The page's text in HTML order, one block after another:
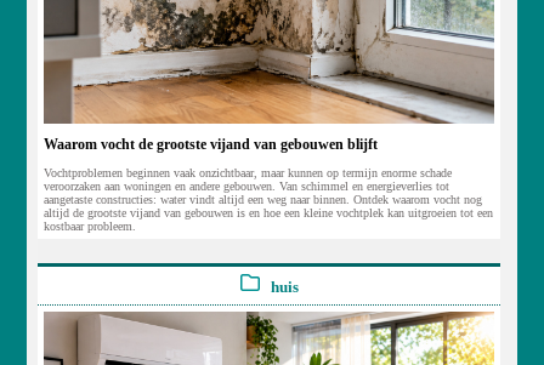
Waarom vocht de grootste vijand van gebouwen blijft
Vochtproblemen beginnen vaak onzichtbaar, maar kunnen op termijn enorme schade
veroorzaken aan woningen en andere gebouwen. Van schimmel en energieverlies tot
aangetaste constructies: water vindt altijd een weg naar binnen. Ontdek waarom vocht nog
altijd de grootste vijand van gebouwen is en hoe een kleine vochtplek kan uitgroeien tot een
kostbaar probleem.
huis